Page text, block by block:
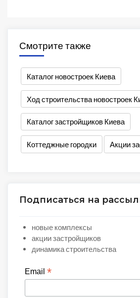
Смотрите также
Каталог новостроек Киева
Ход строительства новостроек
Каталог застройщиков Киева
Коттеджные городки Акции
Подписаться на
новые комплексы
акции застройщиков
динамика строительства
Email *